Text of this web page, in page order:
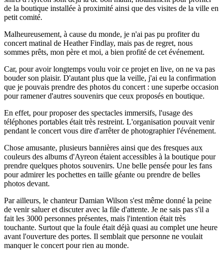
de la boutique installée à proximité ainsi que des visites de la ville en
petit comité.
Malheureusement, à cause du monde, je n'ai pas pu profiter du
concert matinal de Heather Findlay, mais pas de regret, nous
sommes prêts, mon père et moi, a bien profité de cet événement.
Car, pour avoir longtemps voulu voir ce projet en live, on ne va pas
bouder son plaisir. D'autant plus que la veille, j'ai eu la confirmation
que je pouvais prendre des photos du concert : une superbe occasion
pour ramener d'autres souvenirs que ceux proposés en boutique.
En effet, pour proposer des spectacles immersifs, l'usage des
téléphones portables était très restreint. L'organisation pouvait venir
pendant le concert vous dire d'arrêter de photographier l'événement.
Chose amusante, plusieurs bannières ainsi que des fresques aux
couleurs des albums d'Ayreon étaient accessibles à la boutique pour
prendre quelques photos souvenirs. Une belle pensée pour les fans
pour admirer les pochettes en taille géante ou prendre de belles
photos devant.
Par ailleurs, le chanteur Damian Wilson s'est même donné la peine
de venir saluer et discuter avec la file d'attente. Je ne sais pas s'il a
fait les 3000 personnes présentes, mais l'intention était très
touchante. Surtout que la foule était déjà quasi au complet une heure
avant l'ouverture des portes. Il semblait que personne ne voulait
manquer le concert pour rien au monde.